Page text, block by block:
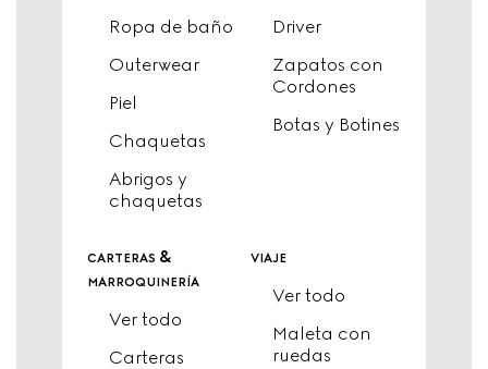
Ropa de baño
Outerwear
Piel
Chaquetas
Abrigos y
chaquetas
Driver
Zapatos con
Cordones
Botas y Botines
carteras &
marroquinería
Ver todo
Carteras
viaje
Ver todo
Maleta con
ruedas